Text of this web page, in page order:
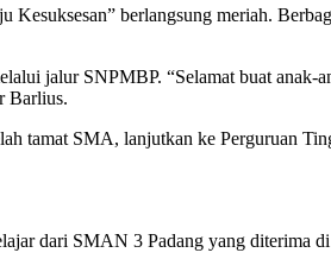
berlangsung meriah.
jalur SNPMBP. “Selamat buat anak-
Barlius.
tamat SMA, lanjutkan ke Perguruan
dari SMAN 3 Padang yang diterima